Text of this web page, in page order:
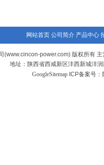
网站首页 公司简介 产品中心
(www.cincon-power.com) 版权所有 主
地址：陕西省西咸新区沣西新城沣
GoogleSitemap ICP备案号：